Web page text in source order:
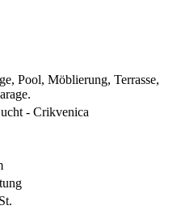
Pool, Möblierung, Terrasse,
- Crikvenica